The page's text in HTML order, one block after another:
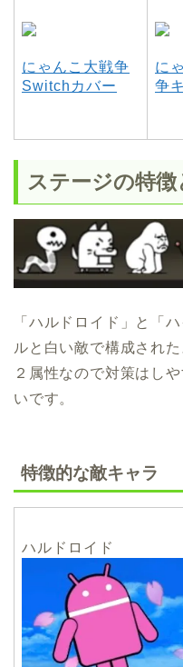
にゃんこ大戦争
Switchカバー
に
争
ステージの特
「ハルドロイド」と「
ルと白い敵で構成された
２属性なので対策はし
いです。
特徴的な敵キャラ
ハルドロイド